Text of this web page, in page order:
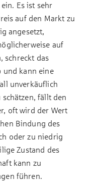
Es ist sehr
auf den Markt zu
angesetzt,
auf
schreckt das
und kann eine
unverkäuflich
schätzen, fällt den
oft wird der Wert
Bindung des
oder zu niedrig
Zustand des
kann zu
führen.